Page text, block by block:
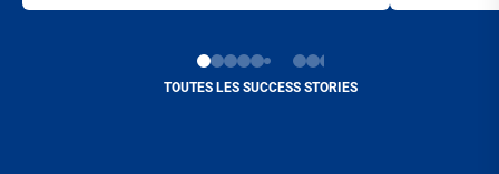
TOUTES LES SUCCESS STORIES